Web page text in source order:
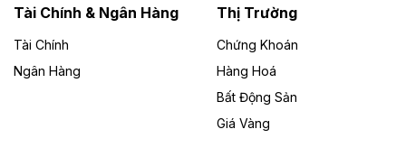
Lai
Bốn doanh nghiệp có sự góp vốn của Công ty Cổ
phần Tập đoàn Đức Long Gia Lai (HoSE: DLG) được
Gia Lai với tổng vốn hơn 4.750 tỷ đồng.
Tài Chính & Ngân Hàng
Tài Chính
Ngân Hàng
Thị Trường
Chứng Khoán
Hàng Hoá
Bất Động Sản
Giá Vàng